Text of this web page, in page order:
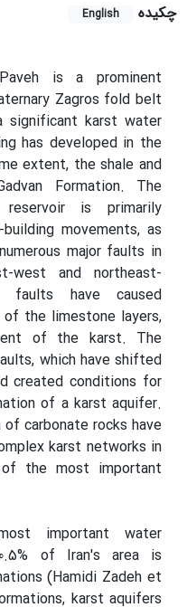
چکیده
English
is a prominent
Zagros fold belt
significant karst water
has developed in the
extent, the shale and
Formation. The
is primarily
movements, as
major faults in
and northeast-
faults have caused
the limestone layers,
of the karst. The
which have shifted
created conditions for
of a karst aquifer.
carbonate rocks have
karst networks in
the most important
important water
of Iran's area is
(Hamidi Zadeh et
karst aquifers